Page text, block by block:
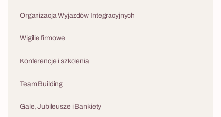
Organizacja Wyjazdów Integracyjnych
Wigilie firmowe
Konferencje i szkolenia
Team Building
Gale, Jubileusze i Bankiety